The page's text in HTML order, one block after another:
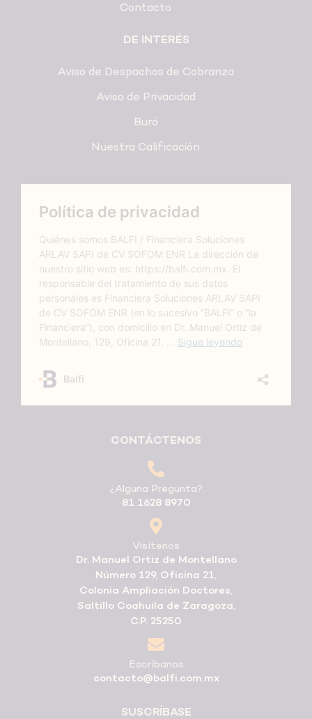
Contacto
DE INTERÉS
Aviso de Despachos de Cobranza
Aviso de Privacidad
Buró
Nuestra Calificación
CONTÁCTENOS
¿Alguna Pregunta?
81 1628 8970
Visítenos
Dr. Manuel Ortiz de Montellano
Número 129, Oficina 21,
Colonia Ampliación Doctores,
Saltillo Coahuila de Zaragoza,
C.P. 25250
Escríbanos
contacto@balfi.com.mx
SUSCRÍBASE